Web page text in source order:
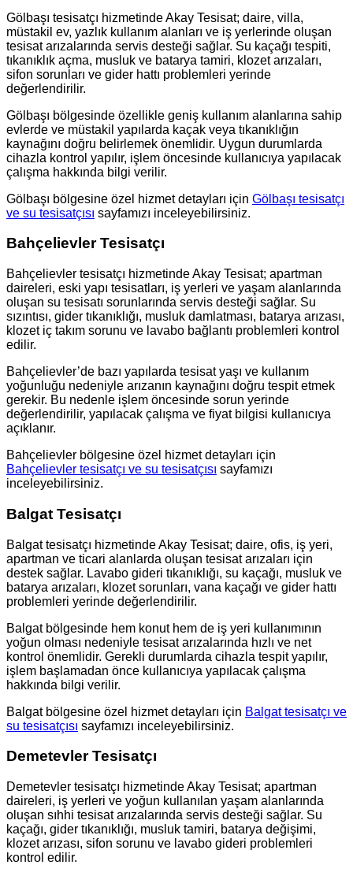
Gölbaşı tesisatçı hizmetinde Akay Tesisat; daire, villa,
müstakil ev, yazlık kullanım alanları ve iş yerlerinde oluşan
tesisat arızalarında servis desteği sağlar. Su kaçağı tespiti,
tıkanıklık açma, musluk ve batarya tamiri, klozet arızaları,
sifon sorunları ve gider hattı problemleri yerinde
değerlendirilir.
Gölbaşı bölgesinde özellikle geniş kullanım alanlarına sahip
evlerde ve müstakil yapılarda kaçak veya tıkanıklığın
kaynağını doğru belirlemek önemlidir. Uygun durumlarda
cihazla kontrol yapılır, işlem öncesinde kullanıcıya yapılacak
çalışma hakkında bilgi verilir.
Gölbaşı bölgesine özel hizmet detayları için Gölbaşı tesisatçı
ve su tesisatçısı sayfamızı inceleyebilirsiniz.
Bahçelievler Tesisatçı
Bahçelievler tesisatçı hizmetinde Akay Tesisat; apartman
daireleri, eski yapı tesisatları, iş yerleri ve yaşam alanlarında
oluşan su tesisatı sorunlarında servis desteği sağlar. Su
sızıntısı, gider tıkanıklığı, musluk damlatması, batarya arızası,
klozet iç takım sorunu ve lavabo bağlantı problemleri kontrol
edilir.
Bahçelievler’de bazı yapılarda tesisat yaşı ve kullanım
yoğunluğu nedeniyle arızanın kaynağını doğru tespit etmek
gerekir. Bu nedenle işlem öncesinde sorun yerinde
değerlendirilir, yapılacak çalışma ve fiyat bilgisi kullanıcıya
açıklanır.
Bahçelievler bölgesine özel hizmet detayları için
Bahçelievler tesisatçı ve su tesisatçısı sayfamızı
inceleyebilirsiniz.
Balgat Tesisatçı
Balgat tesisatçı hizmetinde Akay Tesisat; daire, ofis, iş yeri,
apartman ve ticari alanlarda oluşan tesisat arızaları için
destek sağlar. Lavabo gideri tıkanıklığı, su kaçağı, musluk ve
batarya arızaları, klozet sorunları, vana kaçağı ve gider hattı
problemleri yerinde değerlendirilir.
Balgat bölgesinde hem konut hem de iş yeri kullanımının
yoğun olması nedeniyle tesisat arızalarında hızlı ve net
kontrol önemlidir. Gerekli durumlarda cihazla tespit yapılır,
işlem başlamadan önce kullanıcıya yapılacak çalışma
hakkında bilgi verilir.
Balgat bölgesine özel hizmet detayları için Balgat tesisatçı ve
su tesisatçısı sayfamızı inceleyebilirsiniz.
Demetevler Tesisatçı
Demetevler tesisatçı hizmetinde Akay Tesisat; apartman
daireleri, iş yerleri ve yoğun kullanılan yaşam alanlarında
oluşan sıhhi tesisat arızalarında servis desteği sağlar. Su
kaçağı, gider tıkanıklığı, musluk tamiri, batarya değişimi,
klozet arızası, sifon sorunu ve lavabo gideri problemleri
kontrol edilir.